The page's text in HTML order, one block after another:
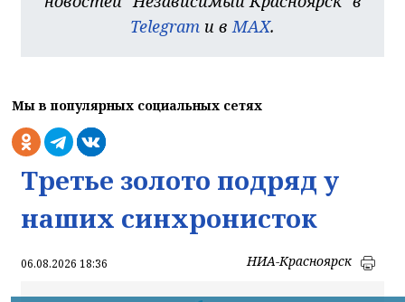
Telegram и в MAX.
Мы в популярных социальных сетях
Третье золото подряд у
наших синхронисток
06.08.2026 18:36 НИА-Красноярск